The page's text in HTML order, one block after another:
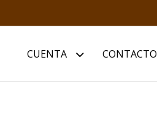
CUENTA CONTACTO